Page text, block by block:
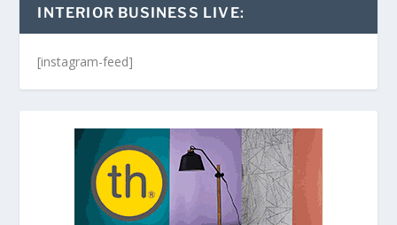
INTERIOR BUSINESS LIVE:
[instagram-feed]